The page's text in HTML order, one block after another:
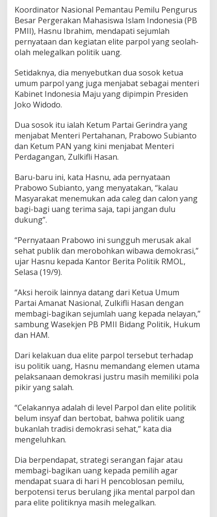
r
o
b
o
h
a
W
i
b
D
e
m
o
k
a
s
i
J
t
u
D
a
m
a
n
k
a
n
E
t
P
a
o
l
Koordinator Nasional Pemantau Pemilu Pengurus
Besar Pergerakan Mahasiswa Islam Indonesia (PB
PMII), Hasnu Ibrahim, mendapati sejumlah
pernyataan dan kegiatan elite parpol yang seolah-
olah melegalkan politik uang.
Setidaknya, dia menyebutkan dua sosok ketua
umum parpol yang juga menjabat sebagai menteri
Kabinet Indonesia Maju yang dipimpin Presiden
Joko Widodo.
Dua sosok itu ialah Ketum Partai Gerindra yang
menjabat Menteri Pertahanan, Prabowo Subianto
dan Ketum PAN yang kini menjabat Menteri
Perdagangan, Zulkifli Hasan.
Baru-baru ini, kata Hasnu, ada pernyataan
Prabowo Subianto, yang menyatakan, “kalau
Masyarakat menemukan ada caleg dan calon yang
bagi-bagi uang terima saja, tapi jangan dulu
dukung”.
“Pernyataan Prabowo ini sungguh merusak akal
sehat publik dan merobohkan wibawa demokrasi,”
ujar Hasnu kepada Kantor Berita Politik RMOL,
Selasa (19/9).
“Aksi heroik lainnya datang dari Ketua Umum
Partai Amanat Nasional, Zulkifli Hasan dengan
membagi-bagikan sejumlah uang kepada nelayan,”
sambung Wasekjen PB PMII Bidang Politik, Hukum
dan HAM.
Dari kelakuan dua elite parpol tersebut terhadap
isu politik uang, Hasnu memandang elemen utama
pelaksanaan demokrasi justru masih memiliki pola
pikir yang salah.
“Celakannya adalah di level Parpol dan elite politik
belum insyaf dan bertobat, bahwa politik uang
bukanlah tradisi demokrasi sehat,” kata dia
mengeluhkan.
Dia berpendapat, strategi serangan fajar atau
membagi-bagikan uang kepada pemilih agar
mendapat suara di hari H pencoblosan pemilu,
berpotensi terus berulang jika mental parpol dan
para elite politiknya masih melegalkan.